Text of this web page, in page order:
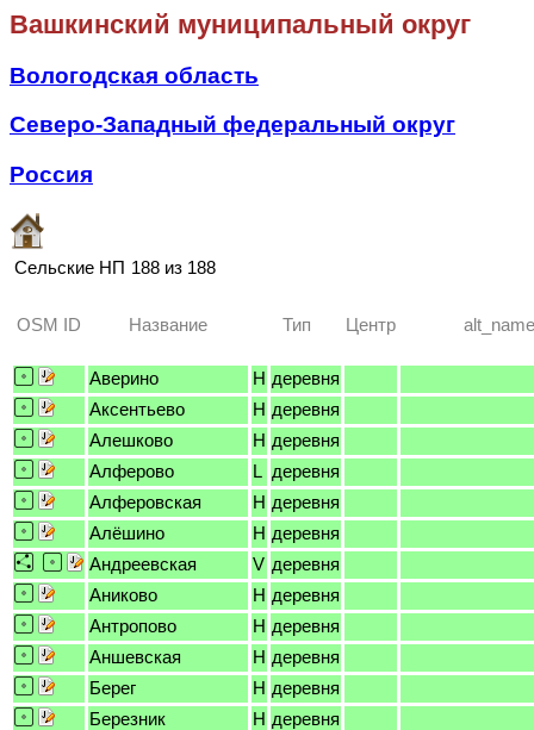
Вашкинский муниципальный округ
Вологодская область
Северо-Западный федеральный округ
Россия
Сельские НП 188 из 188
OSM ID Название Тип Центр alt_name
Аверино H деревня
Аксентьево
H деревня
Алешково
H деревня
Алферово
L деревня
Алферовская
H деревня
Алёшино
H деревня
Андреевская
V деревня
Аниково
H деревня
Антропово
H деревня
Аншевская
H деревня
Берег
H деревня
Березник
H деревня